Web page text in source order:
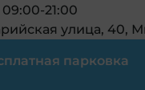
21:00
улица, 40,
парковка